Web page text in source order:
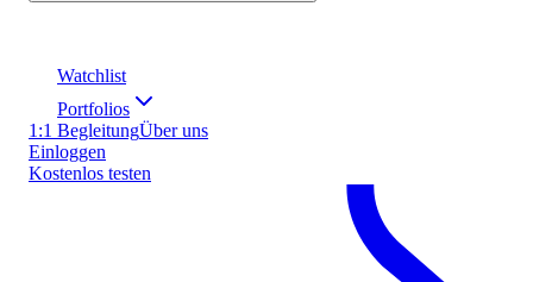
Watchlist
Portfolios
1:1 BegleitungÜber uns
Einloggen
Kostenlos testen